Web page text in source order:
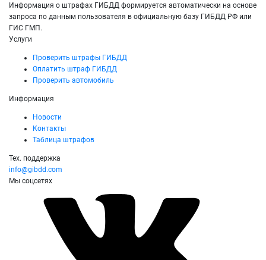
Информация о штрафах ГИБДД формируется автоматически на основе
запроса по данным пользователя в официальную базу ГИБДД РФ или
ГИС ГМП.
Услуги
Проверить штрафы ГИБДД
Оплатить штраф ГИБДД
Проверить автомобиль
Информация
Новости
Контакты
Таблица штрафов
Тех. поддержка
info@gibdd.com
Мы соцсетях